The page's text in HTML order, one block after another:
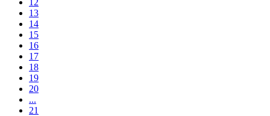
13
14
15
16
17
18
19
20
...
21